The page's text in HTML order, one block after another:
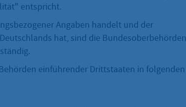
entspricht.
Angaben handelt und der
hat, sind die Bundesoberbehörden
einführender Drittstaaten in folgenden